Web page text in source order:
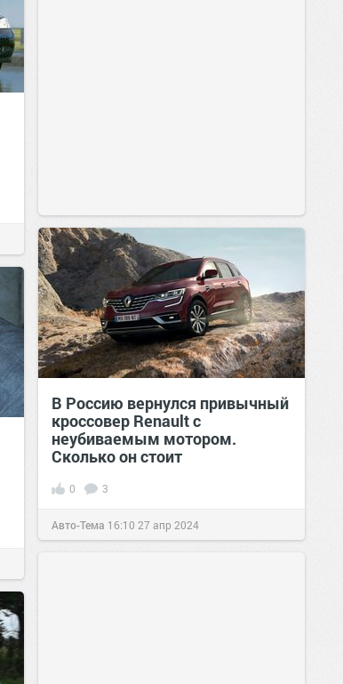
В Россию вернулся привычный
кроссовер Renault с
неубиваемым мотором.
Сколько он стоит
0 3
Авто-Тема 16:10 27 апр 2024